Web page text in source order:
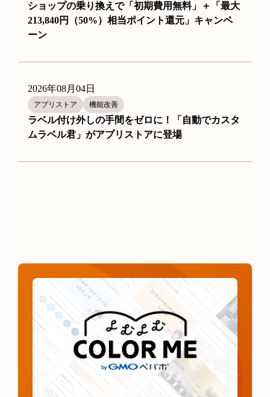
ショップの乗り換えで「初期費用無料」＋「最大
213,840円（50%）相当ポイント還元」キャンペ
ーン
2026年08月04日
アプリストア 機能改善
ラベル付け外しの手間をゼロに！「自動でカスタ
ムラベル君」がアプリストアに登場